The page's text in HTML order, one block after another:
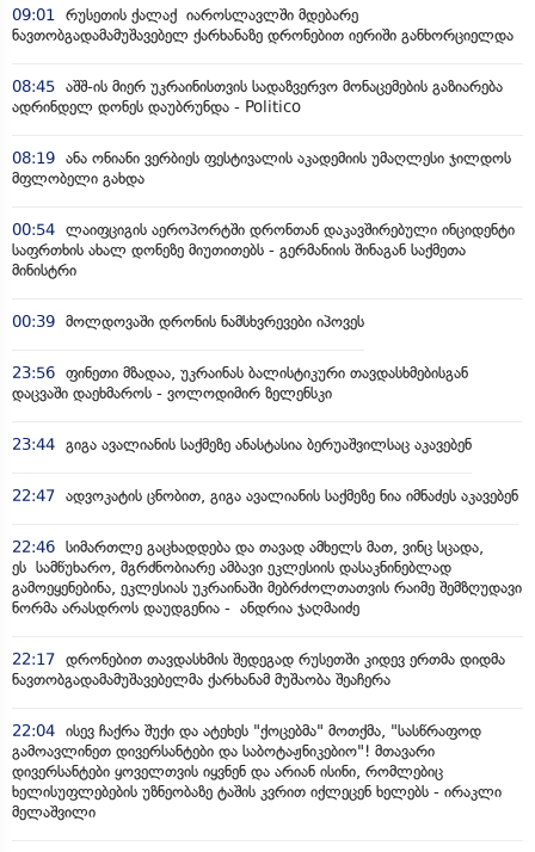
09:01
რუსეთის ქალაქ იაროსლავლში მდებარე
ნავთობგადამამუშავებელ ქარხანაზე დრონებით იერიში განხორციელდა
08:45 აშშ-ის მიერ უკრაინისთვის სადაზვერვო მონაცემების გაზიარება
ადრინდელ დონეს დაუბრუნდა - Politico
08:19 ანა ონიანი ვერბიეს ფესტივალის აკადემიის უმაღლესი ჯილდოს
მფლობელი გახდა
00:54 ლაიფციგის აეროპორტში დრონთან დაკავშირებული ინციდენტი
საფრთხის ახალ დონეზე მიუთითებს - გერმანიის შინაგან საქმეთა
მინისტრი
00:39 მოლდოვაში დრონის ნამსხვრევები იპოვეს
23:56 ფინეთი მზადაა, უკრაინას ბალისტიკური თავდასხმებისგან
დაცვაში დაეხმაროს - ვოლოდიმირ ზელენსკი
23:44 გიგა ავალიანის საქმეზე ანასტასია ბერუაშვილსაც აკავებენ
22:47 ადვოკატის ცნობით, გიგა ავალიანის საქმეზე ნია იმნაძეს აკავებენ
22:46 სიმართლე გაცხადდება და თავად ამხელს მათ, ვინც სცადა,
ეს სამწუხარო, მგრძნობიარე ამბავი ეკლესიის დასაკნინებლად
გამოეყენებინა, ეკლესიას უკრაინაში მებრძოლთათვის რაიმე შემზღუდავი
ნორმა არასდროს დაუდგენია - ანდრია ჯაღმაიძე
22:17 დრონებით თავდასხმის შედეგად რუსეთში კიდევ ერთმა დიდმა
ნავთობგადამამუშავებელმა ქარხანამ მუშაობა შეაჩერა
22:04 ისევ ჩაქრა შუქი და ატეხეს "ქოცებმა" მოთქმა, "სასწრაფოდ
გამოავლინეთ დივერსანტები და საბოტაჟნიკებიო"! მთავარი
დივერსანტები ყოველთვის იყვნენ და არიან ისინი, რომლებიც
ხელისუფლებების უზნეობაზე ტაშის კვრით იქლეცენ ხელებს - ირაკლი
მელაშვილი